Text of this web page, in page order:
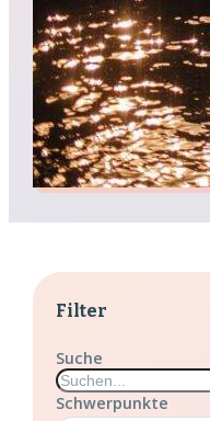
Filter
Suche
Schwerpunkte